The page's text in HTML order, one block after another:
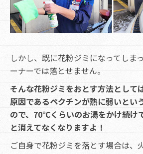
しかし、既に花粉ジミになってしま
ーナーでは落とせません。
そんな花粉ジミをおとす方法として
原因であるペクチンが熱に弱いとい
ので、70℃くらいのお湯をかけ続け
と消えてなくなりますよ！
ご自身で花粉ジミを落とす場合は、